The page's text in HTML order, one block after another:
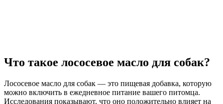
Что такое лососевое масло для собак?
Лососевое масло для собак — это пищевая добавка, которую
можно включить в ежедневное питание вашего питомца.
Исследования показывают, что оно положительно влияет на